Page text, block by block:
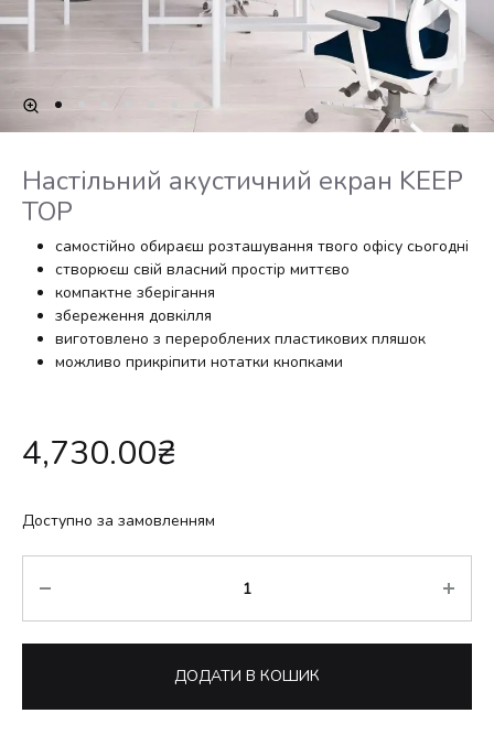
Настільний акустичний екран KEEP
TOP
самостійно обираєш розташування твого офісу сьогодні
створюєш свій власний простір миттєво
компактне зберігання
збереження довкілля
виготовлено з перероблених пластикових пляшок
можливо прикріпити нотатки кнопками
4,730.00₴
Доступно за замовленням
ДОДАТИ В КОШИК